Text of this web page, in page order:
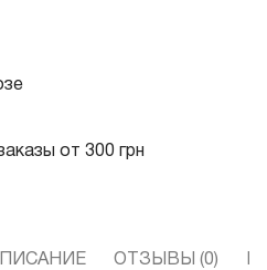
от 300 грн
ОТЗЫВЫ (0)